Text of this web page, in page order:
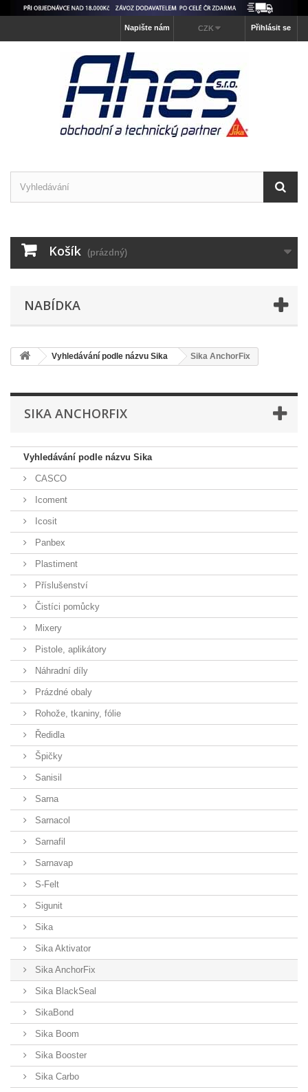
Přihlásit se
CZK
Napište nám
Košík (prázdný)
NABÍDKA
Vyhledávání podle názvu Sika Sika AnchorFix
SIKA ANCHORFIX
Vyhledávání podle názvu Sika
CASCO
Icoment
Icosit
Panbex
Plastiment
Příslušenství
Čistíci pomůcky
Mixery
Pistole, aplikátory
Náhradní díly
Prázdné obaly
Rohože, tkaniny, fólie
Ředidla
Špičky
Sanisil
Sarna
Sarnacol
Sarnafil
Sarnavap
S-Felt
Sigunit
Sika
Sika Aktivator
Sika AnchorFix
Sika BlackSeal
SikaBond
Sika Boom
Sika Booster
Sika Carbo